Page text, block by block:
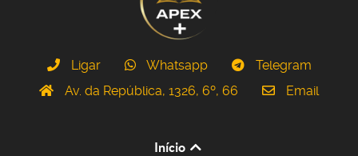
Ligar Whatsapp
Telegram
Av. da República, 1326, 6º, 66
Email
Início